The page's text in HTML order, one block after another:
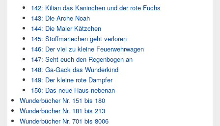
142: Kilian das Kaninchen und der rote Fuchs
143: Die Arche Noah
144: Die Maler Kätzchen
145: Stoffmariechen geht verloren
146: Der viel zu kleine Feuerwehrwagen
147: Seht euch den Regenbogen an
148: Ga-Gack das Wunderkind
149: Der kleine rote Dampfer
150: Das neue Haus nebenan
Wunderbücher Nr. 151 bis 180
Wunderbücher Nr. 181 bis 213
Wunderbücher Nr. 701 bis 8006